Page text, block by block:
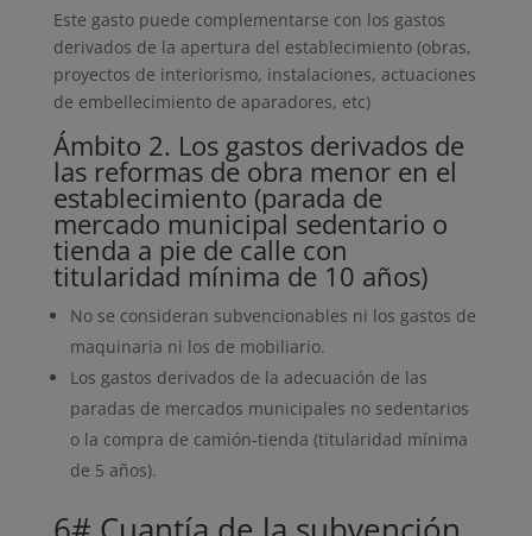
Este gasto puede complementarse con los gastos
derivados de la apertura del establecimiento (obras,
proyectos de interiorismo, instalaciones, actuaciones
de embellecimiento de aparadores, etc)
Ámbito 2. Los gastos derivados de
las reformas de obra menor en el
establecimiento (parada de
mercado municipal sedentario o
tienda a pie de calle con
titularidad mínima de 10 años)
No se consideran subvencionables ni los gastos de
maquinaria ni los de mobiliario.
Los gastos derivados de la adecuación de las
paradas de mercados municipales no sedentarios
o la compra de camión-tienda (titularidad mínima
de 5 años).